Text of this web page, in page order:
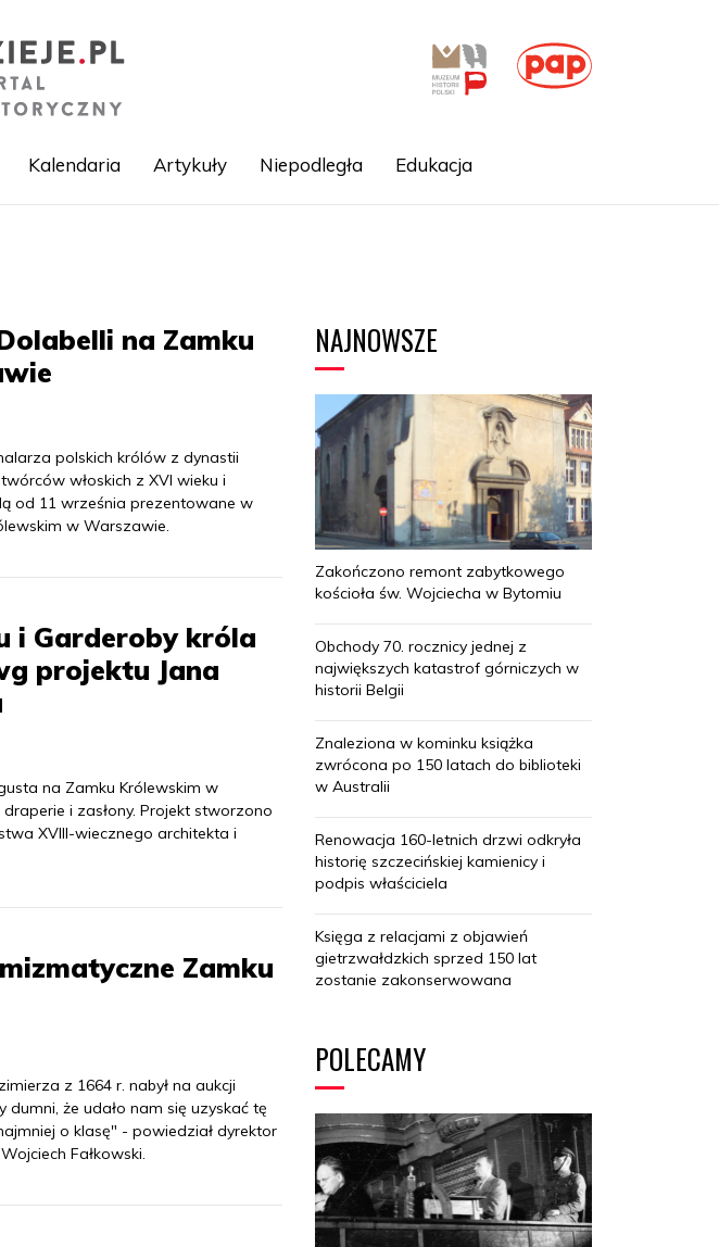
Kalendaria Artykuły Niepodległa Edukacja
na Zamku
polskich królów z dynastii
włoskich z XVI wieku i
od 11 września prezentowane w
w Warszawie.
i Garderoby króla
projektu Jana
na Zamku Królewskim w
i zasłony. Projekt stworzono
XVIII-wiecznego architekta i
Zamku
z 1664 r. nabył na aukcji
że udało nam się uzyskać tę
o klasę" - powiedział dyrektor
Fałkowski.
NAJNOWSZE
Zakończono remont zabytkowego
kościoła św. Wojciecha w Bytomiu
Obchody 70. rocznicy jednej z
największych katastrof górniczych w
historii Belgii
Znaleziona w kominku książka
zwrócona po 150 latach do biblioteki
w Australii
Renowacja 160-letnich drzwi odkryła
historię szczecińskiej kamienicy i
podpis właściciela
Księga z relacjami z objawień
gietrzwałdzkich sprzed 150 lat
zostanie zakonserwowana
POLECAMY